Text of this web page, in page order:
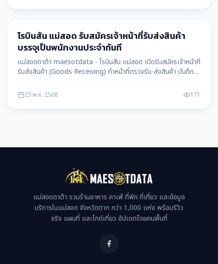
หางาน
โรบินสัน แม่สอด รับสมัครเจ้าหน้าที่รับส่งสินค้า
บรรจุเป็นพนักงานประจำทันที
แม่สอดดาต้า maesotdata - โรบินสัน แม่สอด เปิดรับสมัครเจ้าหน้าที่
รับส่งสินค้า (Goods Receiving) ทำหน้าที่ตรวจรับ-ส่งสินค้า บันทึก
ทันที พร้อมสวัสดิการดีเยี่ยม
23 พ.ค. 2568 171
แม่สอดดาต้า รวมร้านอาหาร คาเฟ่ ที่พัก ที่เที่ยว และข้อมูล
บริการในแม่สอด จังหวัดตาก กว่า 1,000 แห่ง พร้อมรีวิว
จริง แผนที่ และไกด์เที่ยว อัปเดตโดยคนพื้นที่